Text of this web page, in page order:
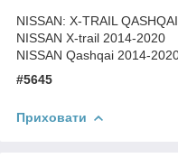
NISSAN: X-TRAIL
NISSAN X-trail 2014-2020
NISSAN Qashqai 2014-
#5645
Приховати